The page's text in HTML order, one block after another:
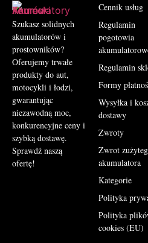
Szukasz solidnych
akumulatorów i
prostowników?
Oferujemy trwałe
produkty do aut,
motocykli i łodzi,
gwarantując
niezawodną moc,
konkurencyjne ceny i
szybką dostawę.
Sprawdź naszą
ofertę!
Cennik usług
Regulamin
pogotowia
Regulamin
Formy
Wysyłka i
dostawy
Zwroty
Zwrot
akumulatora
Kategorie
Polityka
Polityka
cookies (EU)